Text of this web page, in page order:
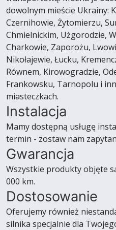
dowolnym mieście Ukrainy:
Czernihowie, Żytomierzu,
Chmielnickim, Użgorodzie,
Charkowie, Zaporożu,
Nikołajewie, Łucku,
Równem, Kirowogradzie,
Frankowsku, Tarnopolu i
miasteczkach.
Instalacja
Mamy dostępną usługę
termin - zostaw nam
Gwarancja
Wszystkie produkty objęte
000 km.
Dostosowanie
Oferujemy również
silnika specjalnie dla